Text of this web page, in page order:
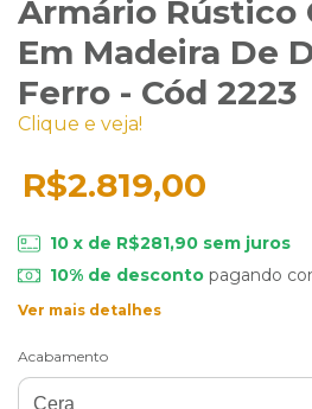
Armário Rústico
Em Madeira De
Ferro - Cód 2223
Clique e veja!
R$2.819,00
10 x de R$281,90 sem juros
10% de descontopagando
Ver mais detalhes
Acabamento